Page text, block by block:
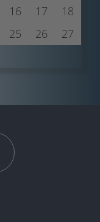
16 17
18
25 26
27